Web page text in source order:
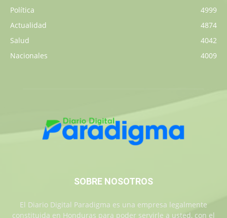
Política
4999
Actualidad
4874
Salud
4042
Nacionales
4009
SOBRE NOSOTROS
El Diario Digital Paradigma es una empresa legalmente
constituida en Honduras para poder servirle a usted, con el